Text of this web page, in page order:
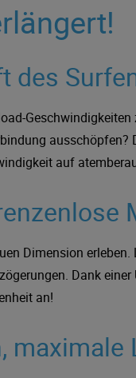
des
ausschöpfen?
auf
Dimension
Dank
an!
maximale